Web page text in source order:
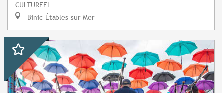
CULTUREEL
Binic-Étables-sur-Mer